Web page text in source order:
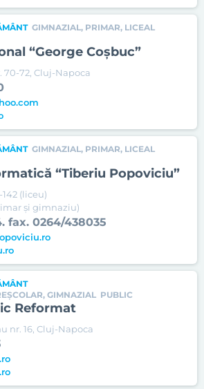
GIMNAZIAL, PRIMAR, LICEAL
“George Coşbuc”
70-72, Cluj-Napoca
GIMNAZIAL, PRIMAR, LICEAL
“Tiberiu Popoviciu”
(liceu)
și gimnaziu)
fax. 0264/438035
GIMNAZIAL PUBLIC
Reformat
nr. 16, Cluj-Napoca